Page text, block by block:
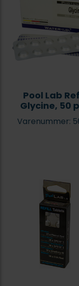
Pool Lab
Glycine, 50
Varenummer: